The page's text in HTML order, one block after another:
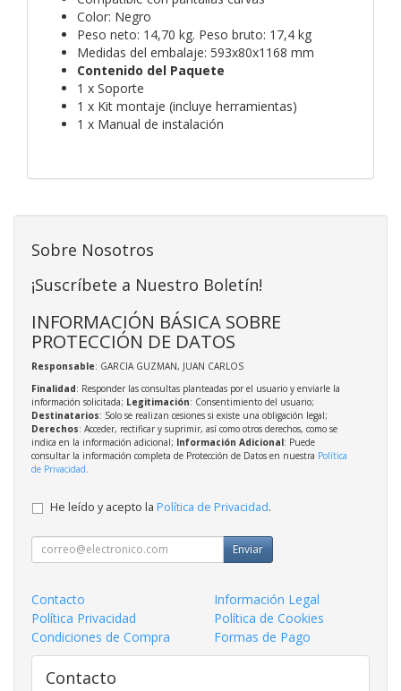
Color: Negro
Peso neto: 14,70 kg. Peso bruto: 17,4 kg
Medidas del embalaje: 593x80x1168 mm
Contenido del Paquete
1 x Soporte
1 x Kit montaje (incluye herramientas)
1 x Manual de instalación
Sobre Nosotros
¡Suscríbete a Nuestro Boletín!
INFORMACIÓN BÁSICA SOBRE
PROTECCIÓN DE DATOS
Responsable: GARCIA GUZMAN, JUAN CARLOS
Finalidad: Responder las consultas planteadas por el usuario y enviarle la
información solicitada; Legitimación: Consentimiento del usuario;
Destinatarios: Solo se realizan cesiones si existe una obligación legal;
Derechos: Acceder, rectificar y suprimir, así como otros derechos, como se
indica en la información adicional; Información Adicional: Puede
consultar la información completa de Protección de Datos en nuestra Política
de Privacidad
He leído y acepto la Política de Privacidad.
Enviar
Contacto
Información Legal
Política Privacidad
Política de Cookies
Condiciones de Compra
Formas de Pago
Contacto